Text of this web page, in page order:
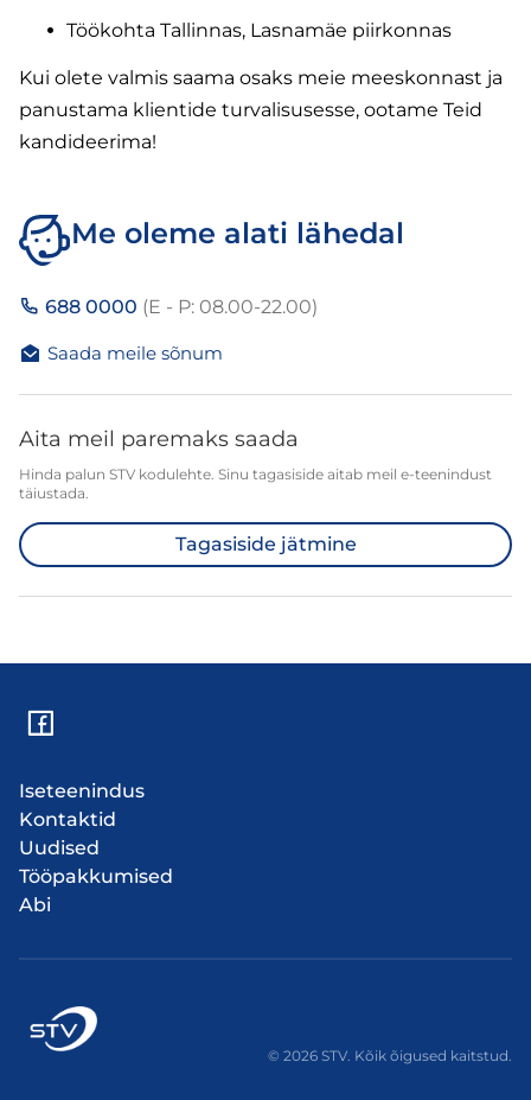
Töökohta Tallinnas, Lasnamäe piirkonnas
Kui olete valmis saama osaks meie meeskonnast ja
panustama klientide turvalisusesse, ootame Teid
kandideerima!
Me oleme alati lähedal
688 0000 (E - P: 08.00-22.00)
Saada meile sõnum
Aita meil paremaks saada
Hinda palun STV kodulehte. Sinu tagasiside aitab meil e-teenindust
täiustada.
Tagasiside jätmine
Iseteenindus
Kontaktid
Uudised
Tööpakkumised
Abi
© 2026 STV. Kõik õigused kaitstud.